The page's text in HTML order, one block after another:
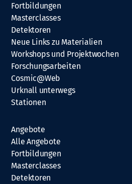
Fortbildungen
Masterclasses
Detektoren
Neue Links zu Materialien
Workshops und Projektwochen
Forschungsarbeiten
Cosmic@Web
Urknall unterwegs
Stationen
Angebote
Alle Angebote
Fortbildungen
Masterclasses
Detektoren